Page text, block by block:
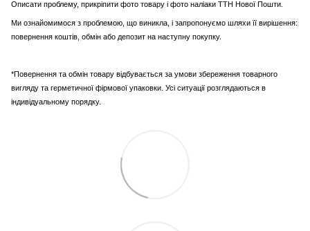
Описати проблему, прикріпити фото товару і фото наліаки ТТН Нової Пошти.
Ми ознайомимося з проблемою, що виникла, і запропонуємо шляхи її вирішення:
повернення коштів, обмін або депозит на наступну покупку.
*Повернення та обмін товару відбувається за умови збереження товарного
вигляду та герметичної фірмової упаковки. Усі ситуації розглядаються в
індивідуальному порядку.